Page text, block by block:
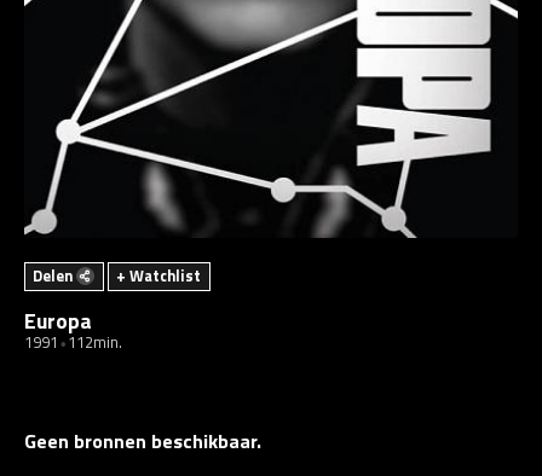
Delen + Watchlist
Europa
1991 112min.
Geen bronnen beschikbaar.